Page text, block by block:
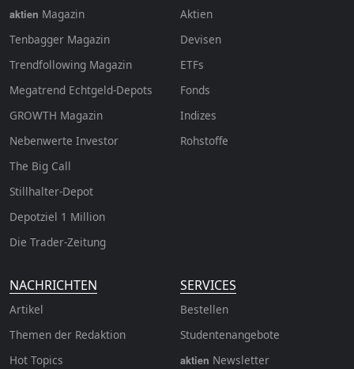
aktien Magazin
Tenbagger Magazin
Trendfollowing Magazin
Megatrend Echtgeld-Depots
GROWTH Magazin
Nebenwerte Investor
The Big Call
Stillhalter-Depot
Depotziel 1 Million
Die Trader-Zeitung
Aktien
Devisen
ETFs
Fonds
Indizes
Rohstoffe
NACHRICHTEN
Artikel
Themen der Redaktion
Hot Topics
SERVICES
Bestellen
Studentenangebote
aktien Newsletter